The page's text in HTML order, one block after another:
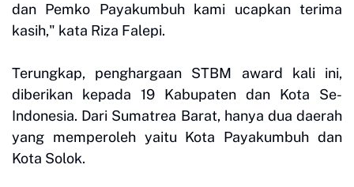
dan Pemko Payakumbuh kami ucapkan terima
kasih," kata Riza Falepi.
Terungkap, penghargaan STBM award kali ini,
diberikan kepada 19 Kabupaten dan Kota Se-
Indonesia. Dari Sumatrea Barat, hanya dua daerah
yang memperoleh yaitu Kota Payakumbuh dan
Kota Solok.